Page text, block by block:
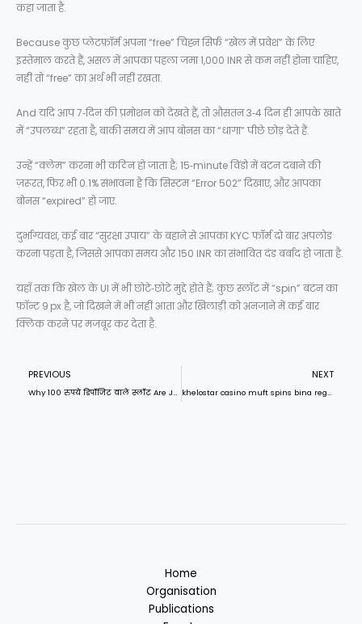
कहा जाता है.
Because कुछ प्लेटफ़ॉर्म अपना “free” चिह्न सिर्फ “खेल में प्रवेश” के लिए
इस्तेमाल करते हैं, असल में आपका पहला जमा 1,000 INR से कम नहीं होना चाहिए,
नहीं तो “free” का अर्थ भी नहीं रखता.
And यदि आप 7‑दिन की प्रमोशन को देखते हैं, तो औसतन 3‑4 दिन ही आपके खाते
में “उपलब्ध” रहता है, बाकी समय में आप बोनस का “धागा” पीछे छोड़ देते हैं.
उन्हें “क्लेम” करना भी कठिन हो जाता है; 15‑minute विंडो में बटन दबाने की
ज़रूरत, फिर भी 0.1% संभावना है कि सिस्टम “Error 502” दिखाए, और आपका
बोनस “expired” हो जाए.
दुर्भाग्यवश, कई बार “सुरक्षा उपाय” के बहाने से आपका KYC फॉर्म दो बार अपलोड
करना पड़ता है, जिससे आपका समय और 150 INR का संभावित दंड बर्बाद हो जाता है.
यहाँ तक कि खेल के UI में भी छोटे‑छोटे मुद्दे होते हैं; कुछ स्लॉट में “spin” बटन का
फ़ॉन्ट 9 px है, जो दिखने में भी नहीं आता और खिलाड़ी को अनजाने में कई बार
क्लिक करने पर मजबूर कर देता है.
Prev
PREVIOUS
Why 100 रुपये डिपॉजिट वाले स्लॉट Are Just a Marketing Gimmick
NEXT
khelostar casino muft spins bina registration turant – the illusion of ‘free’ dismantled
Home
Organisation
Publications